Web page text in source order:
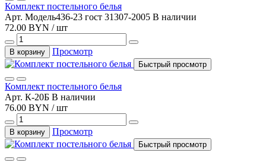
Комплект постельного белья
Арт. Модель436-23 гост 31307-2005 В наличии
72.00 BYN / шт
В корзину Просмотр
Быстрый просмотр
Комплект постельного белья
Арт. К-20Б В наличии
76.00 BYN / шт
В корзину Просмотр
Быстрый просмотр